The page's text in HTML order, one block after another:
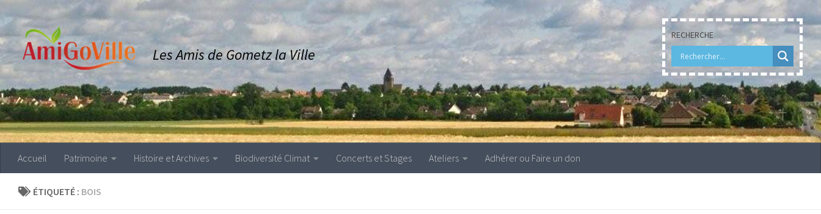
Skip to content
Les Amis de Gometz la Ville
RECHERCHE
Accueil Patrimoine Histoire et Archives Biodiversité Climat Concerts et Stages Ateliers Adhérer ou Faire un don
ÉTIQUETÉ : BOIS